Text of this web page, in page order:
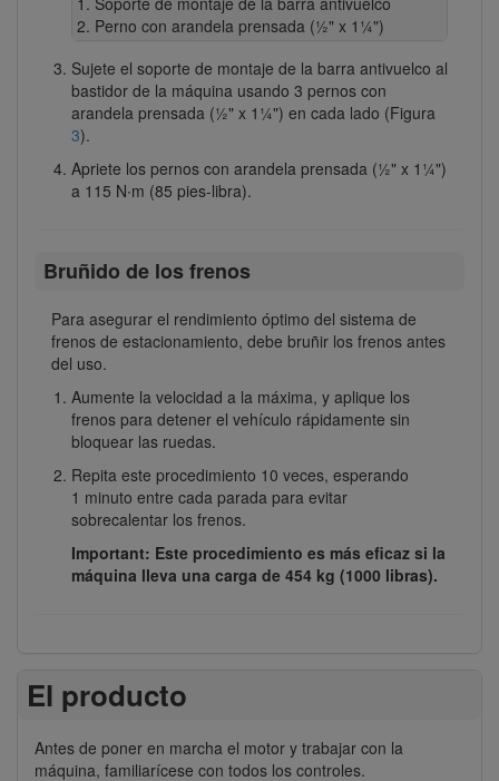
Perno con arandela prensada (½" x 1¼")
Sujete el soporte de montaje de la barra antivuelco al
bastidor de la máquina usando 3 pernos con
arandela prensada (½" x 1¼") en cada lado (Figura
3).
Apriete los pernos con arandela prensada (½" x 1¼")
a 115 N∙m (85 pies-libra).
Bruñido de los frenos
Para asegurar el rendimiento óptimo del sistema de
frenos de estacionamiento, debe bruñir los frenos antes
del uso.
Aumente la velocidad a la máxima, y aplique los
frenos para detener el vehículo rápidamente sin
bloquear las ruedas.
Repita este procedimiento 10 veces, esperando
1 minuto entre cada parada para evitar
sobrecalentar los frenos.
Important: Este procedimiento es más eficaz si la
máquina lleva una carga de 454 kg (1000 libras).
El producto
Antes de poner en marcha el motor y trabajar con la
máquina, familiarícese con todos los controles.